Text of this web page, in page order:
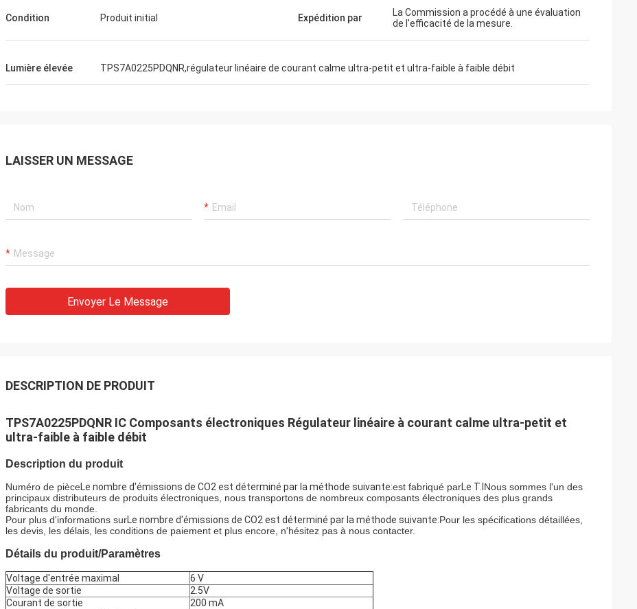
Condition Produit initial Expédition par
La Commission a procédé à une évaluation
de l'efficacité de la mesure.
Lumière élevée TPS7A0225PDQNR,régulateur linéaire de courant calme ultra-petit et ultra-faible à faible débit
LAISSER UN MESSAGE
Envoyer Le Message
DESCRIPTION DE PRODUIT
TPS7A0225PDQNR IC Composants électroniques Régulateur linéaire à courant calme ultra-petit et
ultra-faible à faible débit
Description du produit
Numéro de pièceLe nombre d'émissions de CO2 est déterminé par la méthode suivante:est fabriqué parLe T.I Nous sommes l'un des
principaux distributeurs de produits électroniques, nous transportons de nombreux composants électroniques des plus grands
fabricants du monde.
Pour plus d'informations surLe nombre d'émissions de CO2 est déterminé par la méthode suivante:Pour les spécifications détaillées,
les devis, les délais, les conditions de paiement et plus encore, n'hésitez pas à nous contacter.
Détails du produit/Paramètres
Voltage d'entrée maximal
6 V
Voltage de sortie
2.5V
Courant de sortie
200 mA